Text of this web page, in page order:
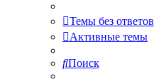
Темы без ответов
Активные темы
Поиск